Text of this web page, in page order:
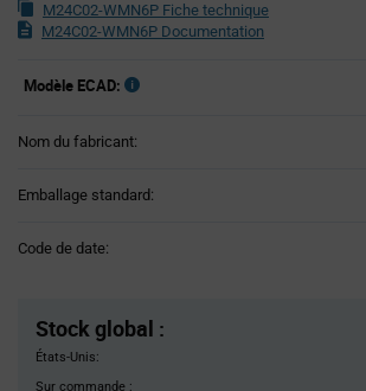
M24C02-WMN6P Fiche technique
M24C02-WMN6P Documentation
Modèle ECAD:
Nom du fabricant:
Emballage standard:
Code de date:
Stock global :
États-Unis:
Sur commande :